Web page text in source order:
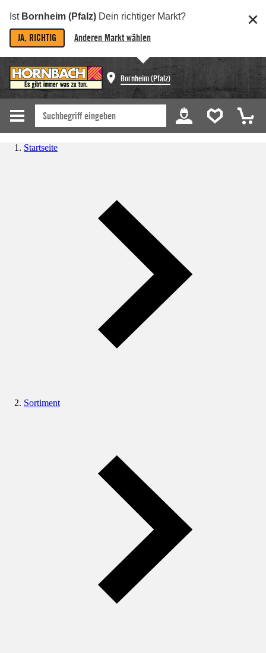
Ist Bornheim (Pfalz) Dein richtiger Markt?
JA, RICHTIG Anderen Markt wählen
Bornheim (Pfalz)
Startseite
Sortiment